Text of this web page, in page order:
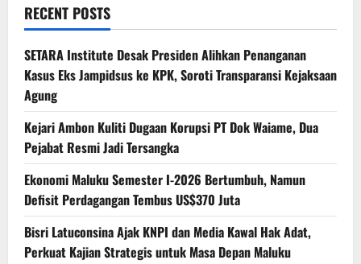
RECENT POSTS
SETARA Institute Desak Presiden Alihkan Penanganan
Kasus Eks Jampidsus ke KPK, Soroti Transparansi Kejaksaan
Agung
Kejari Ambon Kuliti Dugaan Korupsi PT Dok Waiame, Dua
Pejabat Resmi Jadi Tersangka
Ekonomi Maluku Semester I-2026 Bertumbuh, Namun
Defisit Perdagangan Tembus US$370 Juta
Bisri Latuconsina Ajak KNPI dan Media Kawal Hak Adat,
Perkuat Kajian Strategis untuk Masa Depan Maluku